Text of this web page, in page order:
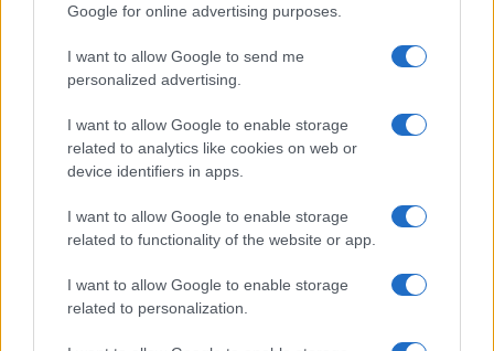
Google for online advertising purposes.
I want to allow Google to send me
personalized advertising.
I want to allow Google to enable storage
related to analytics like cookies on web or
device identifiers in apps.
I want to allow Google to enable storage
related to functionality of the website or app.
I want to allow Google to enable storage
related to personalization.
Brentolie daalt naar 91,82 dollar: een week van teruggang in
grondstoffen